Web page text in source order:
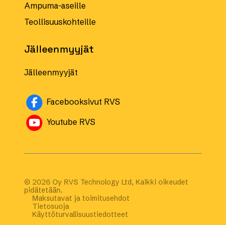
Ampuma-aseille
Teollisuuskohteille
Jälleenmyyjät
Jälleenmyyjät
Facebooksivut RVS
Youtube RVS
© 2026 Oy RVS Technology Ltd, Kaikki oikeudet
pidätetään.
Maksutavat ja toimitusehdot
Tietosuoja
Käyttöturvallisuustiedotteet